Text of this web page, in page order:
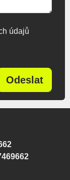
údajů
Odeslat